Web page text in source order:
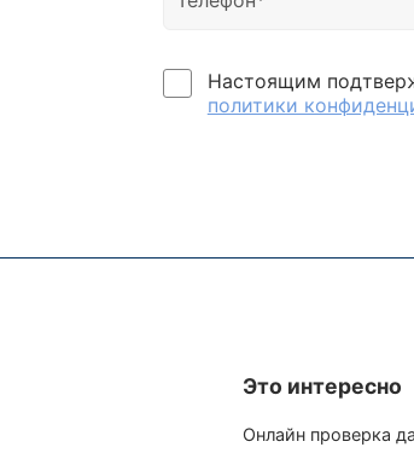
Настоящим
политики
Это интересно
Онлайн проверка